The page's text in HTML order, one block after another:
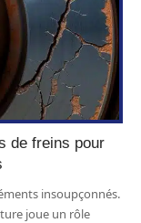
de freins pour
insoupçonnés.
joue un rôle